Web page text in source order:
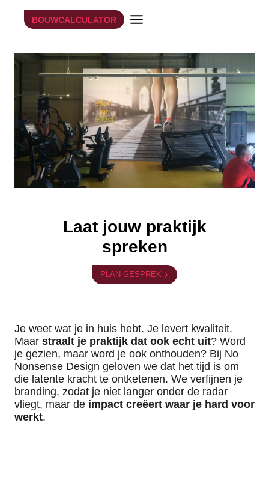
BOUWCALCULATOR
Laat jouw praktijk
spreken
PLAN GESPREK
Je weet wat je in huis hebt. Je levert kwaliteit.
Maar straalt je praktijk dat ook echt uit? Word
je gezien, maar word je ook onthouden? Bij No
Nonsense Design geloven we dat het tijd is om
die latente kracht te ontketenen. We verfijnen je
branding, zodat je niet langer onder de radar
vliegt, maar de impact creëert waar je hard voor
werkt.